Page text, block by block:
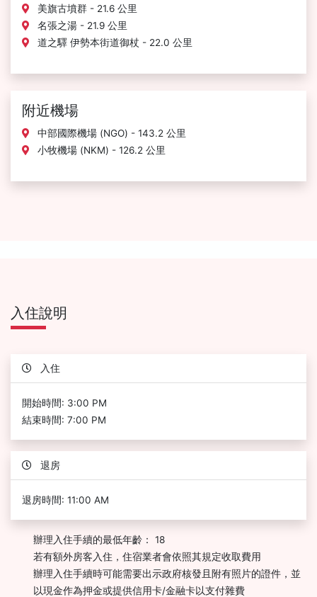
美旗古墳群 - 21.6 公里
名張之湯 - 21.9 公里
道之驛 伊勢本街道御杖 - 22.0 公里
附近機場
中部國際機場 (NGO) - 143.2 公里
小牧機場 (NKM) - 126.2 公里
入住說明
入住
開始時間: 3:00 PM
結束時間: 7:00 PM
退房
退房時間: 11:00 AM
辦理入住手續的最低年齡： 18
若有額外房客入住，住宿業者會依照其規定收取費用
辦理入住手續時可能需要出示政府核發且附有照片的證件，並
以現金作為押金或提供信用卡/金融卡以支付雜費